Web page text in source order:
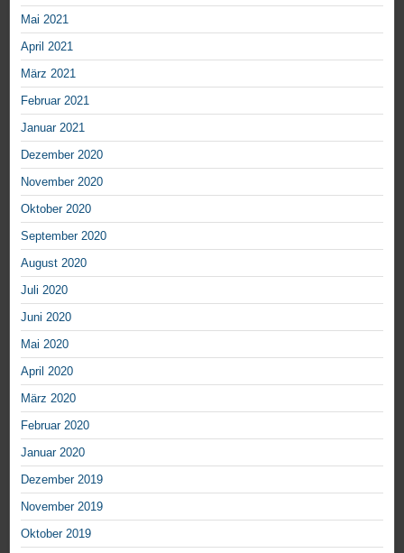
Mai 2021
April 2021
März 2021
Februar 2021
Januar 2021
Dezember 2020
November 2020
Oktober 2020
September 2020
August 2020
Juli 2020
Juni 2020
Mai 2020
April 2020
März 2020
Februar 2020
Januar 2020
Dezember 2019
November 2019
Oktober 2019